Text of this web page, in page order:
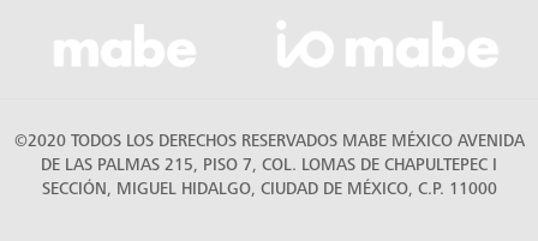
©2020 TODOS LOS DERECHOS RESERVADOS MABE MÉXICO AVENIDA
DE LAS PALMAS 215, PISO 7, COL. LOMAS DE CHAPULTEPEC I
SECCIÓN, MIGUEL HIDALGO, CIUDAD DE MÉXICO, C.P. 11000